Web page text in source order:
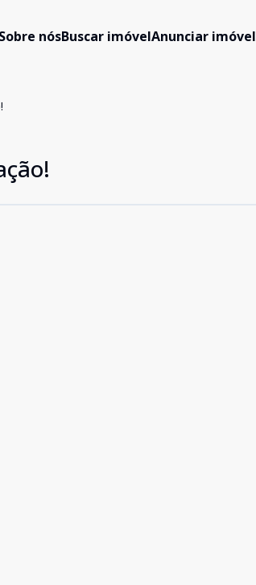
Sobre nósBuscar imóvelAnunciar imóvel